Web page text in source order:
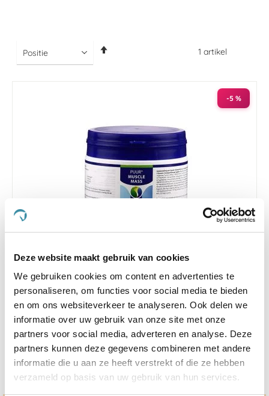
Deze website maakt gebruik van cookies
We gebruiken cookies om content en advertenties te
personaliseren, om functies voor social media te bieden
en om ons websiteverkeer te analyseren. Ook delen we
informatie over uw gebruik van onze site met onze
partners voor social media, adverteren en analyse. Deze
partners kunnen deze gegevens combineren met andere
informatie die u aan ze heeft verstrekt of die ze hebben
verzameld op basis van uw gebruik van hun services.
1 artikel
-5 %
4.5
rating
6 Beoordelingen
Puur Muscle Mass Hond/Kat
€ 78,36 € 74,44